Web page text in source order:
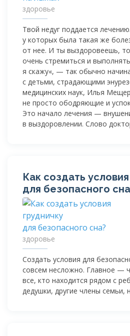
здоровье
Твой недуг поддается
у которых была такая же
от нее. И ты выздоровеешь,
очень стремиться и
я скажу«, — так обычно
с детьми, страдающими
медицинских наук, Илья
не просто ободряющие и
Это начало лечения —
в выздоровлении. Слово
Как создать
для безопасного
здоровье
Создать условия для
совсем несложно. Главное —
все, кто находится рядом с
дедушки, другие члены семьи,